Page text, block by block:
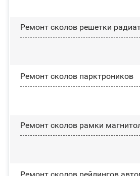
Ремонт сколов решетки
Ремонт сколов парктроников
Ремонт сколов рамки
Ремонт сколов рейлингов